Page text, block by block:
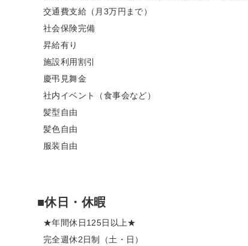
交通費支給（月3万円まで）
社会保険完備
昇給有り
施設利用割引
慶弔見舞金
社内イベント（食事会など）
髪型自由
髪色自由
服装自由
■休日・休暇
★年間休日125日以上★
完全週休2日制（土・日）